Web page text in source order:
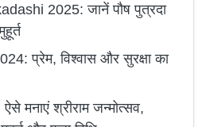
2025: जानें पौष पुत्रदा
प्रेम, विश्वास और सुरक्षा का
मनाएं श्रीराम जन्मोत्सव,